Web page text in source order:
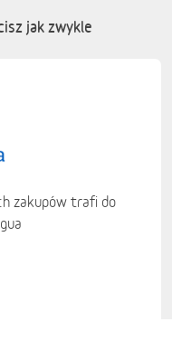
jak zwykle
zakupów trafi do